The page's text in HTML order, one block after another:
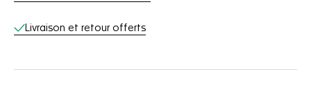
Livraison et retour offerts